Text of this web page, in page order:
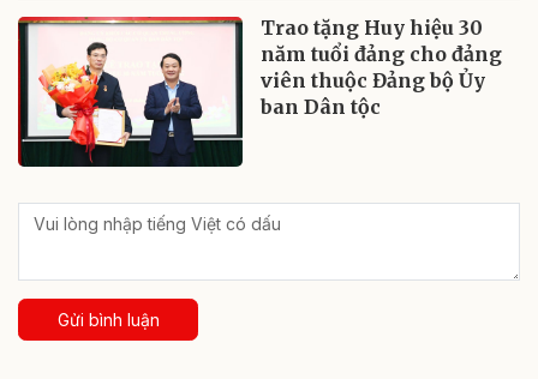
Trao tặng Huy hiệu 30
năm tuổi đảng cho đảng
viên thuộc Đảng bộ Ủy
ban Dân tộc
Gửi bình luận